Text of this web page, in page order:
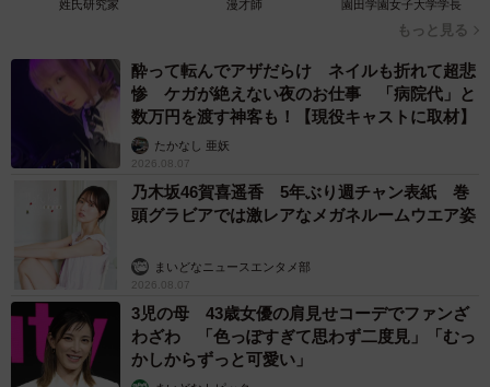
姓氏研究家 漫才師 園田学園女子大学学長
もっと見る
酔って転んでアザだらけ ネイルも折れて超悲
惨 ケガが絶えない夜のお仕事 「病院代」と
数万円を渡す神客も！【現役キャストに取材】
たかなし 亜妖
2026.08.07
乃木坂46賀喜遥香 5年ぶり週チャン表紙 巻
頭グラビアでは激レアなメガネルームウエア姿
まいどなニュースエンタメ部
2026.08.07
3児の母 43歳女優の肩見せコーデでファンざ
わざわ 「色っぽすぎて思わず二度見」「むっ
かしからずっと可愛い」